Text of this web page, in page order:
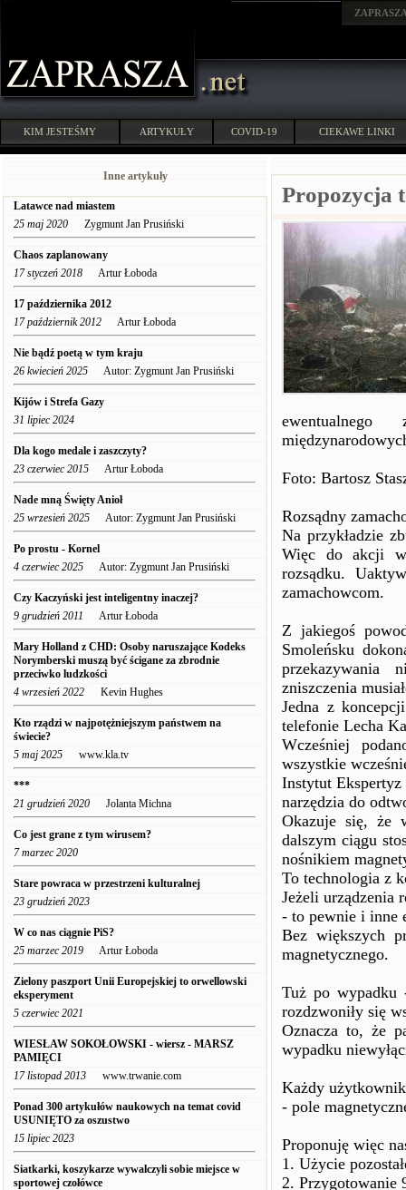
KIM JESTEŚMY ARTYKUŁY COVID-19 CIEKAWE LINKI
Inne artykuły
Latawce nad miastem
25 maj 2020 Zygmunt Jan Prusiński
Chaos zaplanowany
17 styczeń 2018 Artur Łoboda
17 października 2012
17 październik 2012 Artur Łoboda
Nie bądź poetą w tym kraju
26 kwiecień 2025 Autor: Zygmunt Jan Prusiński
Kijów i Strefa Gazy
31 lipiec 2024
Dla kogo medale i zaszczyty?
23 czerwiec 2015 Artur Łoboda
Nade mną Święty Anioł
25 wrzesień 2025 Autor: Zygmunt Jan Prusiński
Po prostu - Kornel
4 czerwiec 2025 Autor: Zygmunt Jan Prusiński
Czy Kaczyński jest inteligentny inaczej?
9 grudzień 2011 Artur Łoboda
Mary Holland z CHD: Osoby naruszające Kodeks
Norymberski muszą być ścigane za zbrodnie
przeciwko ludzkości
4 wrzesień 2022 Kevin Hughes
Kto rządzi w najpotężniejszym państwem na
świecie?
5 maj 2025 www.kla.tv
***
21 grudzień 2020 Jolanta Michna
Co jest grane z tym wirusem?
7 marzec 2020
Stare powraca w przestrzeni kulturalnej
23 grudzień 2023
W co nas ciągnie PiS?
25 marzec 2019 Artur Łoboda
Zielony paszport Unii Europejskiej to orwellowski
eksperyment
5 czerwiec 2021
WIESŁAW SOKOŁOWSKI - wiersz - MARSZ
PAMIĘCI
17 listopad 2013 www.trwanie.com
Ponad 300 artykułów naukowych na temat covid
USUNIĘTO za oszustwo
15 lipiec 2023
Siatkarki, koszykarze wywalczyli sobie miejsce w
sportowej czołówce
Propozycja
Foto: Bartosz
Rozsądny
Na przykładzie
Więc do akcji
rozsądku.
zamachowcom.
Z jakiegoś
Smoleńsku
przekazywania
zniszczenia
Jedna z
telefonie Lecha
Wcześniej
wszystkie
Instytut
narzędzia do
Okazuje się, że
dalszym ciągu
nośnikiem
To technologia z
Jeżeli urządzenia
- to pewnie i inne
Bez większych
magnetycznego.
Tuż po wypadku
rozdzwoniły się
Oznacza to, że
wypadku
Każdy użytkownik
- pole
Proponuję więc
1. Użycie
2. Przygotowanie